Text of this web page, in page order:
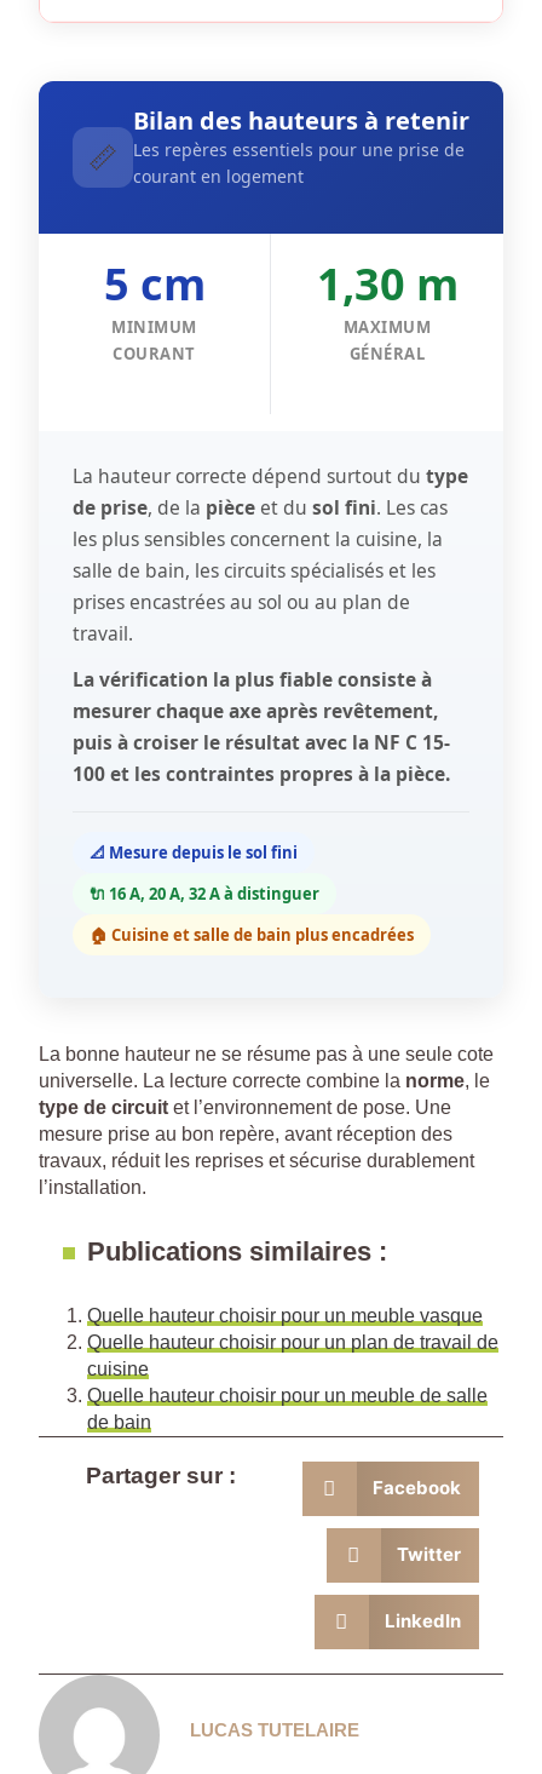
📏
Bilan des hauteurs à retenir
Les repères essentiels pour une prise de
courant en logement
5 cm
MINIMUM
COURANT
1,30 m
MAXIMUM
GÉNÉRAL
La hauteur correcte dépend surtout du type
de prise, de la pièce et du sol fini. Les cas
les plus sensibles concernent la cuisine, la
salle de bain, les circuits spécialisés et les
prises encastrées au sol ou au plan de
travail.
La vérification la plus fiable consiste à
mesurer chaque axe après revêtement,
puis à croiser le résultat avec la NF C 15-
100 et les contraintes propres à la pièce.
📐 Mesure depuis le sol fini
🔌 16 A, 20 A, 32 A à distinguer
🏠 Cuisine et salle de bain plus encadrées
La bonne hauteur ne se résume pas à une seule cote
universelle. La lecture correcte combine la norme, le
type de circuit et l’environnement de pose. Une
mesure prise au bon repère, avant réception des
travaux, réduit les reprises et sécurise durablement
l’installation.
Publications similaires :
Quelle hauteur choisir pour un meuble vasque
Quelle hauteur choisir pour un plan de travail de
cuisine
Quelle hauteur choisir pour un meuble de salle
de bain
Partager sur : Facebook
Twitter
LinkedIn
LUCAS TUTELAIRE